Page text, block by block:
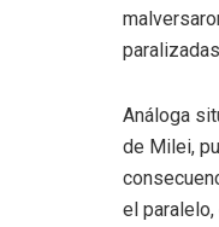
Análoga
de Milei,
el paralelo,